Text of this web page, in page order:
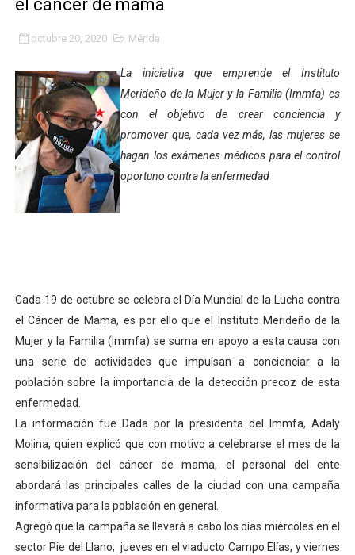
Ibime inició tradicional plan vacacional Aventuras en
Merideños disfrutarán del Plan Agosto Escuelas
Recreación y formación fortalecen la integración
Club "Rápidos de Zea" brilló en el Primer Festival de
84 estudiantes celebraron su graduación en el
Cmdnna lleva esperanza y atención a casas de abrigo
Plan Vacacional Venezuela Renace 2026 arrancó con
Venezuela Renace 2026 lleva sonrisas y prevención a
Mérida impulsa el mapa de conocimientos con
Complejo Educativo Talento Deportivo lanza Plan
Arnaldo Sánchez reinaugura Parque Recreacional
Corposalud inició talleres para aspirantes al curso de
Fortalecen formación académica de médicos en
el cáncer de mama
octubre 20, 2020 Mérida
La iniciativa que emprende el Instituto
Merideño de la Mujer y la Familia (Immfa) es
con el objetivo de crear conciencia y
promover que, cada vez más, las mujeres se
hagan los exámenes médicos para el control
oportuno contra la enfermedad
Cada 19 de octubre se celebra el Día Mundial de la Lucha contra
el Cáncer de Mama, es por ello que el Instituto Merideño de la
Mujer y la Familia (Immfa) se suma en apoyo a esta causa con
una serie de actividades que impulsan a concienciar a la
población sobre la importancia de la detección precoz de esta
enfermedad.
La información fue Dada por la presidenta del Immfa, Adaly
Molina, quien explicó que con motivo a celebrarse el mes de la
sensibilización del cáncer de mama, el personal del ente
abordará las principales calles de la ciudad con una campaña
informativa para la población en general.
Agregó que la campaña se llevará a cabo los días miércoles en el
sector Pie del Llano; jueves en el viaducto Campo Elías, y viernes